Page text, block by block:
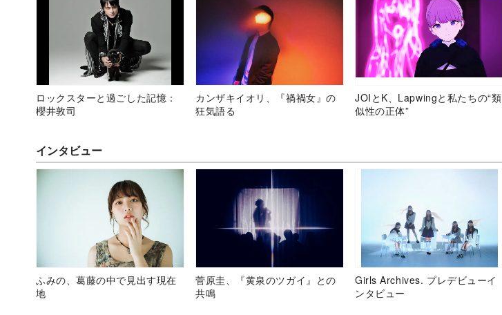
ロックスターと過ごした記憶：
櫻井敦司
カンザキイオリ、『禍禍女』の
狂気語る
JOIとK、Lapwingと私たちの“類
似性の正体”
インタビュー
ふみの、葛藤の中で見出す現在
地
菅原圭、『黄泉のツガイ』との
共鳴
Girls Archives. プレデビューイ
ンタビュー